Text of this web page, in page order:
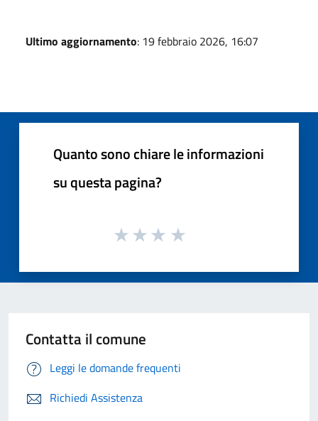
Ultimo aggiornamento: 19 febbraio 2026, 16:07
Quanto sono chiare le informazioni
su questa pagina?
Contatta il comune
Leggi le domande frequenti
Richiedi Assistenza